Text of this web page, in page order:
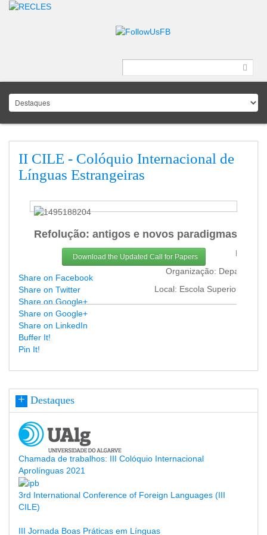
II CILE - Colóquio Internacional de
Línguas Estrangeiras
Refolução: antigos e novos paradigmas II
Data:
Organização:
Local: Escola Superior de
Download the Updated Call for Papers
Share on Facebook
Share on Twitter
Share on Google+
Share on Google+
Share on LinkedIn
Buffer It!
Pin It!
Destaques
Chamada de trabalhos: III Colóquio Internacional
Aprolínguas 2021
3rd International Conference of Foreign Languages (III
CILE)
III Jornada Boas Práticas em Línguas